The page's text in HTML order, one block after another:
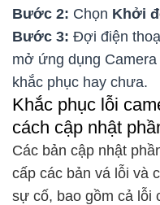
Bước 2: Chọn Khởi
Bước 3: Đợi điện
mở ứng dụng
khắc phục hay chưa.
Khắc phục lỗi
cách cập nhật
Các bản cập nhật
cấp các bản vá lỗi và
sự cố, bao gồm cả lỗi